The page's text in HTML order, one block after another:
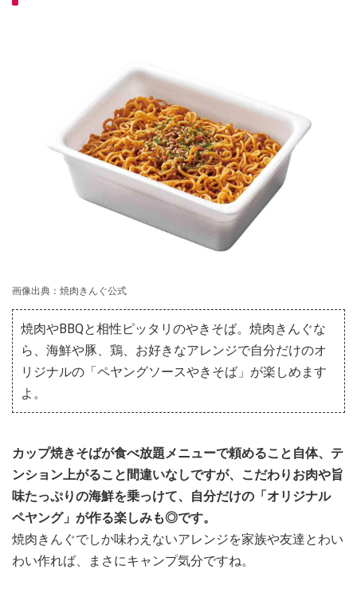
画像出典：焼肉きんぐ公式
焼肉やBBQと相性ピッタリのやきそば。焼肉きんぐな
ら、海鮮や豚、鶏、お好きなアレンジで自分だけのオ
リジナルの「ペヤングソースやきそば」が楽しめます
よ。
カップ焼きそばが食べ放題メニューで頼めること自体、テ
ンション上がること間違いなしですが、
こだわりお肉や旨
味たっぷりの海鮮を乗っけて、自分だけの「オリジナル
ペヤング」が作る楽しみも◎です。
焼肉きんぐでしか味わえないアレンジを家族や友達とわい
わい作れば、まさにキャンプ気分ですね。